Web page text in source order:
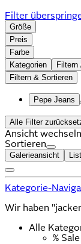
Filter
Größe
Preis
Farbe
Kategorien
Filtern
Filtern & Sortieren
Pepe Jeans
Alle Filter
Ansicht wechseln
Sortieren
Galerieansicht
Kategorie-
Wir haben
Alle
% Sale